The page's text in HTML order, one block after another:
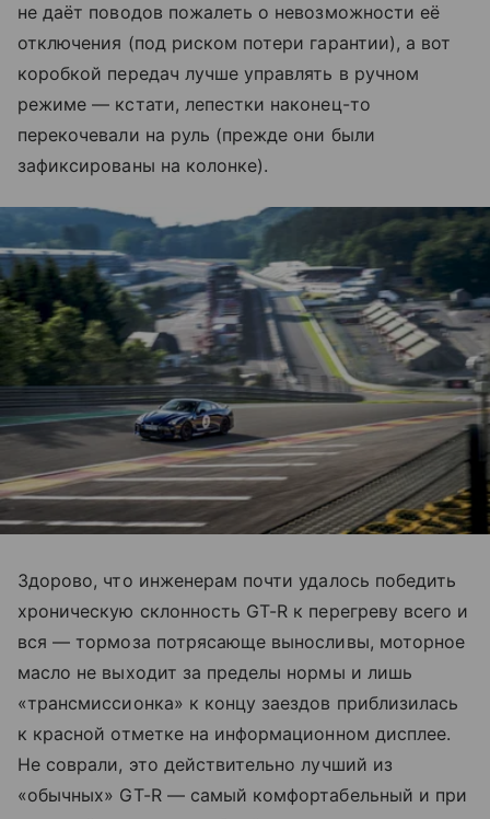
не даёт поводов пожалеть о невозможности её
отключения (под риском потери гарантии), а вот
коробкой передач лучше управлять в ручном
режиме — кстати, лепестки наконец-то
перекочевали на руль (прежде они были
зафиксированы на колонке).
Здорово, что инженерам почти удалось победить
хроническую склонность GT-R к перегреву всего и
вся — тормоза потрясающе выносливы, моторное
масло не выходит за пределы нормы и лишь
«трансмиссионка» к концу заездов приблизилась
к красной отметке на информационном дисплее.
Не соврали, это действительно лучший из
«обычных» GT-R — самый комфортабельный и при